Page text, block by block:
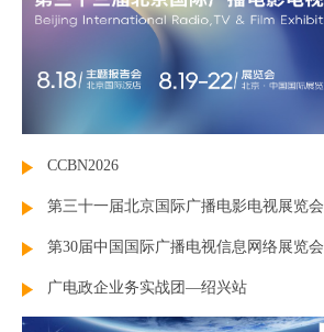
CCBN2026
第三十一届北京国际广播电影电视展览会
第30届中国国际广播电视信息网络展览会
广电政企业务实战团—绍兴站